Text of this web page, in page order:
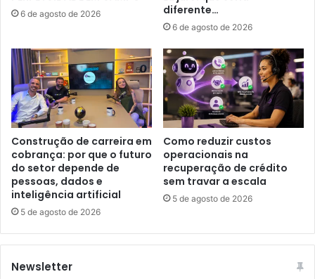
6 de agosto de 2026
diferente…
6 de agosto de 2026
Construção de carreira em
cobrança: por que o futuro
do setor depende de
pessoas, dados e
inteligência artificial
5 de agosto de 2026
Como reduzir custos
operacionais na
recuperação de crédito
sem travar a escala
5 de agosto de 2026
Newsletter